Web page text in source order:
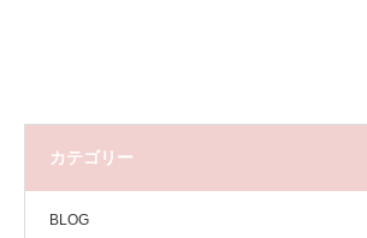
カテゴリー
BLOG